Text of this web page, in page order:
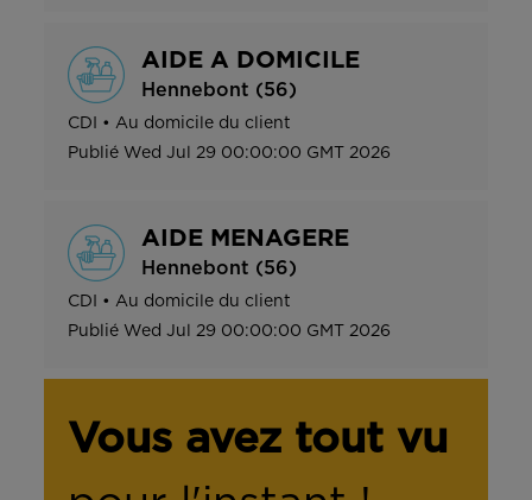
AIDE A DOMICILE
Hennebont (56)
CDI • Au domicile du client
Publié Wed Jul 29 00:00:00 GMT 2026
AIDE MENAGERE
Hennebont (56)
CDI • Au domicile du client
Publié Wed Jul 29 00:00:00 GMT 2026
Vous avez tout vu